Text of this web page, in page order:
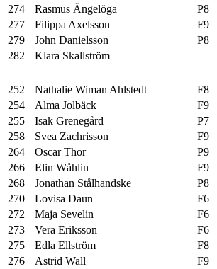
274
Rasmus Ängelöga P8
277
Filippa Axelsson F9
279
John Danielsson P8
282
Klara Skallström
252 Nathalie Wiman Ahlstedt F8
254
Alma Jolbäck F9
255
Isak Grenegård P7
258
Svea Zachrisson F9
264
Oscar Thor P9
266
Elin Wåhlin F9
268
Jonathan Stålhandske P8
270
Lovisa Daun F6
272
Maja Sevelin F6
273
Vera Eriksson F6
275
Edla Ellström F8
276
Astrid Wall F9